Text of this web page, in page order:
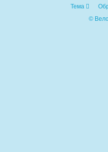
Тема
©